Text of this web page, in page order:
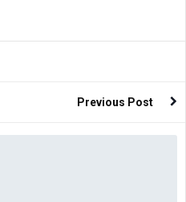
Previous Post